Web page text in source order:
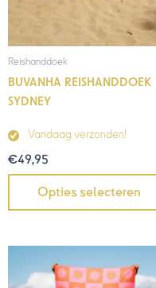
Reishanddoek
BUVANHA REISHANDDOEK
SYDNEY
Vandaag verzonden!
€49,95
Opties selecteren